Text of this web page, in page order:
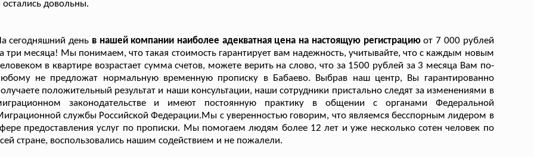
остались довольны.
сегодняшний день в нашей компании наиболее адекватная цена на настоящую регистрациюот 7 000 рублей
три месяца! Мы понимаем, что такая стоимость гарантирует вам надежность, учитывайте, что с каждым новым
в квартире возрастает сумма счетов, можете верить на слово, что за 1500 рублей за 3 месяца Вам по-
не предложат нормальную временную прописку в Бабаево. Выбрав наш центр, Вы гарантированно
положительный результат и наши консультации, наши сотрудники пристально следят за изменениями в
законодательстве и имеют постоянную практику в общении с органами Федеральной
службы Российской Федерации.Мы с уверенностью говорим, что являемся бесспорным лидером в
предоставления услуг по прописки. Мы помогаем людям более 12 лет и уже несколько сотен человек по
стране, воспользовались нашим содействием и не пожалели.